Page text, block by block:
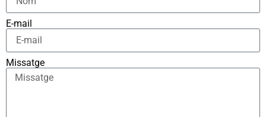
E-mail
Missatge